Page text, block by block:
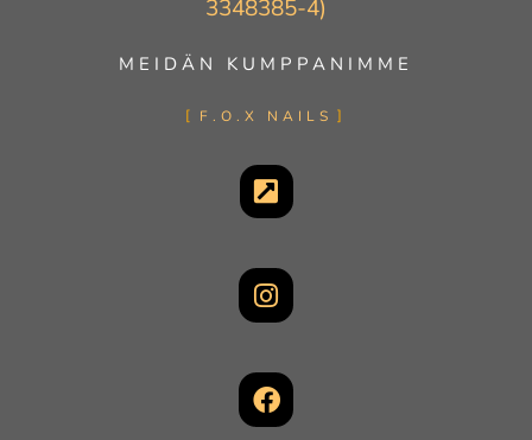
3348385-4)
MEIDÄN KUMPPANIMME
F.O.X NAILS